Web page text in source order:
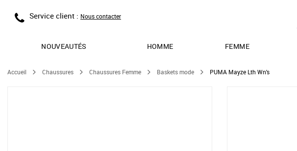
Service client : Nous contacter
NOUVEAUTÉS HOMME FEMME
Accueil Chaussures Chaussures Femme Baskets mode PUMA Mayze Lth Wn's